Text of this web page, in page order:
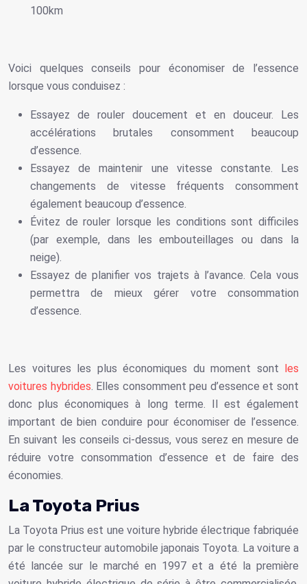
100km
Voici quelques conseils pour économiser de l’essence
lorsque vous conduisez :
Essayez de rouler doucement et en douceur. Les
accélérations brutales consomment beaucoup
d’essence.
Essayez de maintenir une vitesse constante. Les
changements de vitesse fréquents consomment
également beaucoup d’essence.
Évitez de rouler lorsque les conditions sont difficiles
(par exemple, dans les embouteillages ou dans la
neige).
Essayez de planifier vos trajets à l’avance. Cela vous
permettra de mieux gérer votre consommation
d’essence.
Les voitures les plus économiques du moment sont les
voitures hybrides . Elles consomment peu d’essence et sont
donc plus économiques à long terme. Il est également
important de bien conduire pour économiser de l’essence.
En suivant les conseils ci-dessus, vous serez en mesure de
réduire votre consommation d’essence et de faire des
économies.
La Toyota Prius
La Toyota Prius est une voiture hybride électrique fabriquée
par le constructeur automobile japonais Toyota. La voiture a
été lancée sur le marché en 1997 et a été la première